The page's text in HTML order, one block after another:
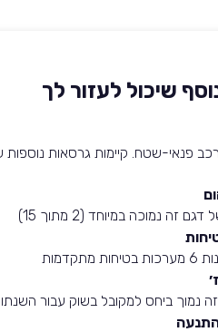
שיכול לעזור לך
פנאי-שטח. קיימות גרסאות
זה נמוכה במיוחד (2 מתוך 15)
נמוך ביחס למקובל בשוק עבור